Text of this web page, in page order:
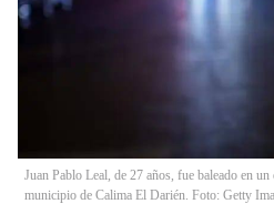
Juan Pablo Leal, de 27 años, fue baleado en
municipio de Calima El Darién. Foto: Getty